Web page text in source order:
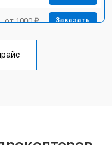
от 1000 ₽ Заказать
от 2800 ₽